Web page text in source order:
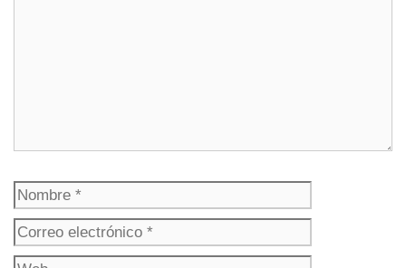
Nombre
electrónico